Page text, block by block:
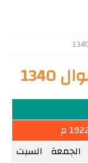
الجمعة السبت